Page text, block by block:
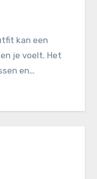
kan een
je voelt. Het
en…